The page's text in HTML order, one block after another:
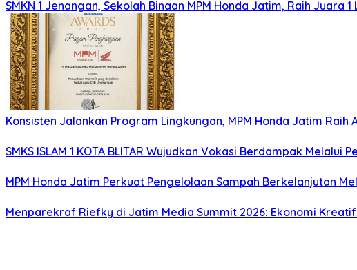
SMKN 1 Jenangan, Sekolah Binaan MPM Honda Jatim, Raih Juara 1
Konsisten Jalankan Program Lingkungan, MPM Honda Jatim Raih
SMKS ISLAM 1 KOTA BLITAR Wujudkan Vokasi Berdampak Melalui
MPM Honda Jatim Perkuat Pengelolaan Sampah Berkelanjutan
Menparekraf Riefky di Jatim Media Summit 2026: Ekonomi Kreatif